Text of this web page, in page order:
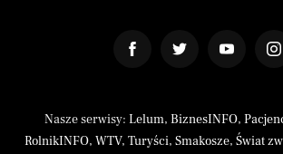
Nasze serwisy: Lelum, BiznesINFO,
RolnikINFO, WTV, Turyści, Smakosze, Świat